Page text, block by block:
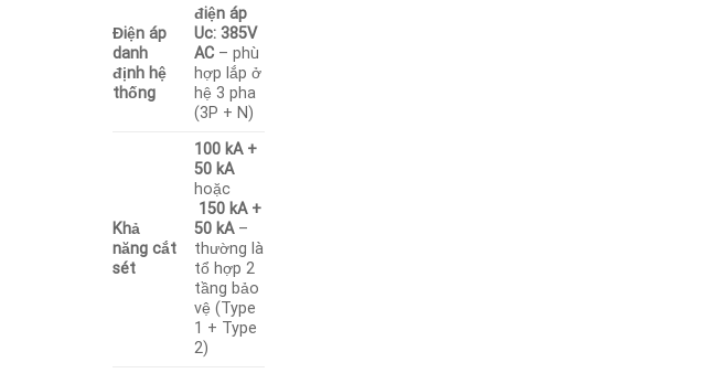
Điện áp
danh
định hệ
thống
điện áp
Uc: 385V
AC – phù
hợp lắp ở
hệ 3 pha
(3P + N)
Khả
năng cắt
sét
100 kA +
50 kA
hoặc
150 kA +
50 kA–
thường là
tổ hợp 2
tầng bảo
vệ (Type
1 + Type
2)